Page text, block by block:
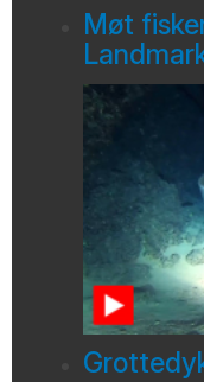
Møt